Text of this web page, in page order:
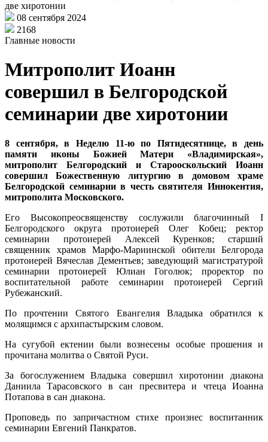
08 сентября 2024
2168
Главные новости
Митрополит Иоанн
совершил в Белгородской
семинарии две хиротонии
8 сентября, в Неделю 11-ю по Пятидесятнице, в день
памяти иконы Божией Матери «Владимирская»,
митрополит Белгородский и Старооскольский Иоанн
совершил Божественную литургию в домовом храме
Белгородской семинарии в честь святителя Иннокентия,
митрополита Московского.
Его Высокопреосвященству сослужили благочинный I
Белгородского округа протоиерей Олег Кобец; ректор
семинарии протоиерей Алексей Куренков; старший
священник храмов Марфо-Мариинской обители Белгорода
протоиерей Вячеслав Дементьев; заведующий магистратурой
семинарии протоиерей Юлиан Гоголюк; проректор по
воспитательной работе семинарии протоиерей Сергий
Рубежанский.
По прочтении Святого Евангелия Владыка обратился к
молящимся с архипастырским словом.
На сугубой ектении были вознесены особые прошения и
прочитана молитва о Святой Руси.
За богослужением Владыка совершил хиротонии диакона
Даниила Тарасовского в сан пресвитера и чтеца Иоанна
Потапова в сан диакона.
Проповедь по запричастном стихе произнес воспитанник
семинарии Евгений Панкратов.